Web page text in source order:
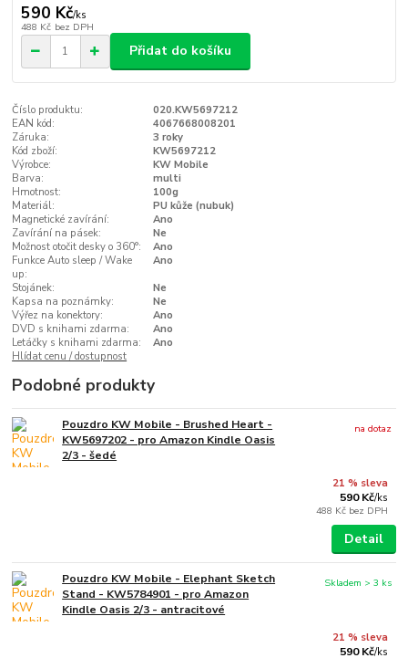
590 Kč/ks
488 Kč bez DPH
Přidat do košíku
Číslo produktu:
020.KW5697212
EAN kód:
4067668008201
Záruka:
3 roky
Kód zboží:
KW5697212
Výrobce:
KW Mobile
Barva:
multi
Hmotnost:
100g
Materiál:
PU kůže (nubuk)
Magnetické zavírání:
Ano
Zavírání na pásek:
Ne
Možnost otočit desky o 360°:
Ano
Funkce Auto sleep / Wake
up:
Ano
Stojánek:
Ne
Kapsa na poznámky:
Ne
Výřez na konektory:
Ano
DVD s knihami zdarma:
Ano
Letáčky s knihami zdarma:
Ano
Hlídat cenu / dostupnost
Podobné produkty
Pouzdro KW Mobile - Brushed Heart -
KW5697202 - pro Amazon Kindle Oasis
2/3 - šedé
21 % sleva
590 Kč/ks
488 Kč bez DPH
na dotaz
Detail
Pouzdro KW Mobile - Elephant Sketch
Stand - KW5784901 - pro Amazon
Kindle Oasis 2/3 - antracitové
21 % sleva
590 Kč/ks
Skladem > 3 ks